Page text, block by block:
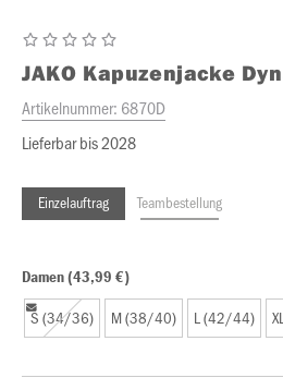
JAKO Kapuzenjacke
Artikelnummer: 6870D
Lieferbar bis 2028
Einzelauftrag Teambestellung
Damen (43,99 €)
S (34/36) M (38/40) L (42/44)